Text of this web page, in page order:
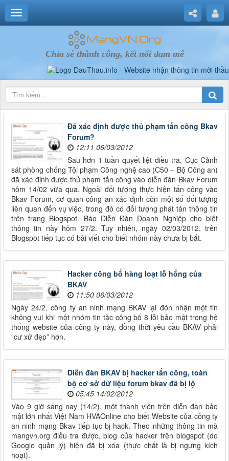
Chia sẻ thành công, kết nối đam mê
Đã xác định được thủ phạm tấn công Bkav
Forum?
12:11 06/03/2012
Sau hơn 1 tuần quyết liệt điều tra, Cục Cảnh
sát phòng chống Tội phạm Công nghệ cao (C50 – Bộ Công an)
đã xác định được thủ phạm tấn công vào diễn đàn Bkav Forum
hôm 14/02 vừa qua. Ngoài đối tượng thực hiện tấn công vào
Bkav Forum, cơ quan công an xác định còn một số đối tượng
liên quan đến vụ việc, trong đó có đối tượng phát tán thông tin
trên trang Blogspot. Báo Diễn Đàn Doanh Nghiệp cho biết
thông tin này hôm 27/2. Tuy nhiên, ngày 02/03/2012, trên
Blogspot tiếp tục có bài viết cho biết nhóm này chưa bị bắt.
Hacker công bố hàng loạt lỗ hổng của
BKAV
11:50 06/03/2012
Ngày 24/2, công ty an ninh mạng BKAV lại đón nhận một tin
không vui khi một nhóm tin tặc công bố 8 lỗi bảo mật trong hệ
thống website của công ty này, đồng thời yêu cầu BKAV phải
“cư xử đẹp” hơn.
Diễn đàn BKAV bị hacker tấn công, toàn
bộ cơ sở dữ liệu forum bkav đã bị lộ
05:45 14/02/2012
Vào 9 giờ sáng nay (14/2), một thành viên trên diễn đàn bảo
mật lớn nhất Việt Nam HVAOnline cho biết Website của công ty
an ninh mạng Bkav tiếp tục bị hack. Theo những thông tin mà
mangvn.org điều tra được, blog của hacker trên blogspot (do
Google quản lý) hiện đã bị xóa (thực chất là bị ngưng kích
hoạt).